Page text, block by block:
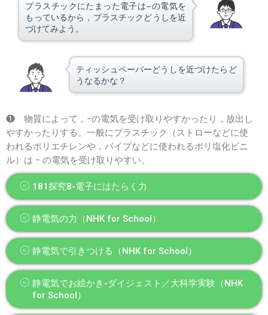
プラスチックにたまった電子は−の電気を
もっているから，プラスチックどうしを近
づけてみよう。
ティッシュペーパーどうしを近づけたらど
うなるかな？
❶ 物質によって，−の電気を受け取りやすかったり，放出し
やすかったりする。一般にプラスチック（ストローなどに使
われるポリエチレンや，パイプなどに使われるポリ塩化ビニ
ル）は − の電気を受け取りやすい。
181探究8-電子にはたらく力
静電気の力（NHK for School）
静電気で引きつける（NHK for School）
静電気でお絵かき-ダイジェスト／大科学実験（NHK
for School）